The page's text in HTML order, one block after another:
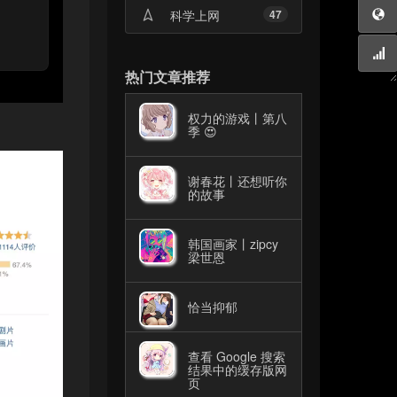
47
科学上网
热门文章推荐
权力的游戏丨第八
季 😍
谢春花丨还想听你
的故事
韩国画家丨zipcy
梁世恩
恰当抑郁
查看 Google 搜索
结果中的缓存版网
页